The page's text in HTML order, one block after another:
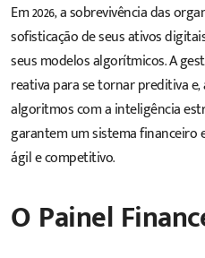
Em 2026, a sobrevivência das
sofisticação de seus ativos
seus modelos algorítmicos. A
reativa para se tornar preditiva
algoritmos com a inteligência
garantem um sistema
ágil e competitivo.
O Painel